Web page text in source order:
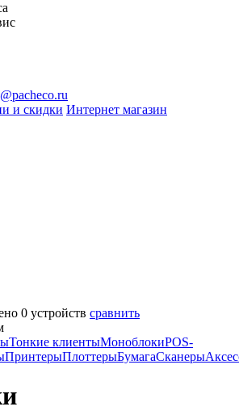
и скидки Интернет магазин
0 устройств сравнить
Тонкие клиентыМоноблокиPOS-
ПринтерыПлоттерыБумагаСканеры